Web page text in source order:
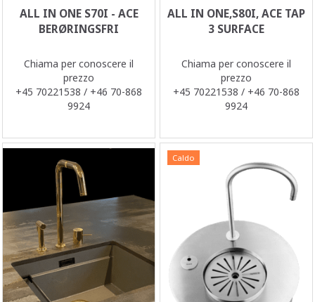
ALL IN ONE S70I - ACE
BERØRINGSFRI
Chiama per conoscere il
prezzo
+45 70221538 / +46 70-868
9924
ALL IN ONE,S80I, ACE TAP
3 SURFACE
Chiama per conoscere il
prezzo
+45 70221538 / +46 70-868
9924
Caldo